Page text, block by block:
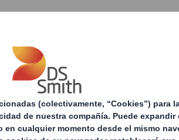
Productos y servicios
Retail
Packaging